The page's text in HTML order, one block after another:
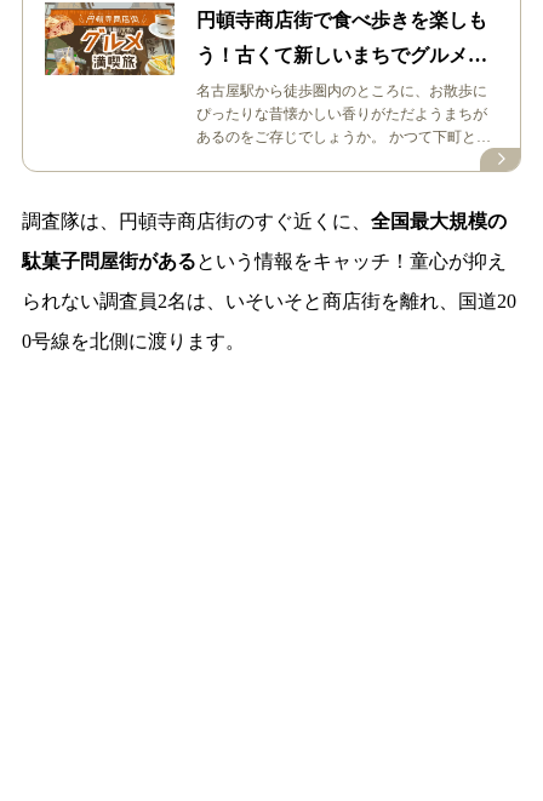
円頓寺商店街で食べ歩きを楽しも
う！古くて新しいまちでグルメ満
喫旅！
名古屋駅から徒歩圏内のところに、お散歩に
ぴったりな昔懐かしい香りがただようまちが
あるのをご存じでしょうか。 かつて下町とし
調査隊は、円頓寺商店街のすぐ近くに、 全国最大規模の
駄菓子問屋街があるという情報をキャッチ！童心が抑え
られない調査員2名は、いそいそと商店街を離れ、国道20
0号線を北側に渡ります。